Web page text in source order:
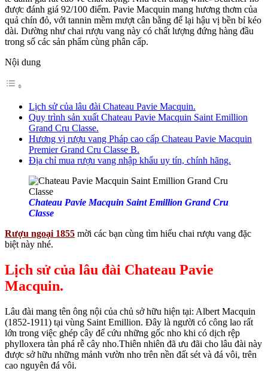
được đánh giá 92/100 điểm. Pavie Macquin mang hương thơm của
quả chín đỏ, với tannin mềm mượt cân bằng để lại hậu vị bền bỉ kéo
dài. Dường như chai rượu vang này có chất lượng đứng hàng đầu
trong số các sản phẩm cùng phân cấp.
Nội dung
Lịch sử của lâu đài Chateau Pavie Macquin.
Quy trình sản xuất Chateau Pavie Macquin Saint Emillion
Grand Cru Classe.
Hương vị rượu vang Pháp cao cấp Chateau Pavie Macquin
Premier Grand Cru Classe B.
Địa chỉ mua rượu vang nhập khẩu uy tín, chính hãng.
Chateau Pavie Macquin Saint Emillion Grand Cru
Classe
Rượu ngoại 1855 mời các bạn cùng tìm hiểu chai rượu vang đặc
biệt này nhé.
Lịch sử của lâu đài Chateau Pavie
Macquin.
Lâu đài mang tên ông nội của chủ sở hữu hiện tại: Albert Macquin
(1852-1911) tại vùng Saint Emillion. Đây là người có công lao rất
lớn trong việc ghép cây để cứu những gốc nho khi có dịch rệp
phylloxera tàn phá rễ cây nho.Thiên nhiên đã ưu đãi cho lâu đài này
được sở hữu những mảnh vườn nho trên nền đất sét và đá vôi, trên
cao nguyên đá vôi.